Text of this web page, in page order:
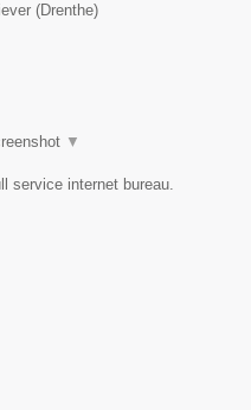
(Drenthe)
▼
service internet bureau.